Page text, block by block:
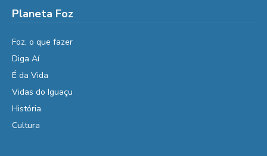
Planeta Foz
Foz, o que fazer
Diga Aí
É da Vida
Vidas do Iguaçu
História
Cultura